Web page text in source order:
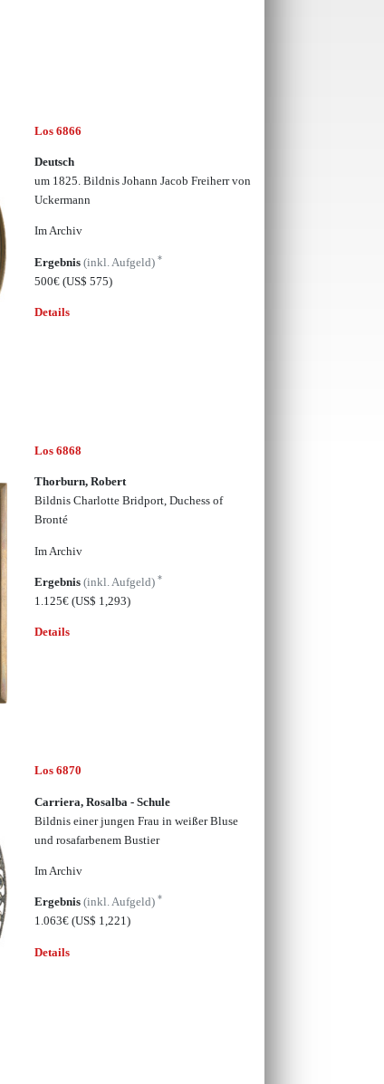
Los 6866
Deutsch
um 1825. Bildnis Johann Jacob Freiherr von
Uckermann
Im Archiv
Ergebnis (inkl. Aufgeld) *
500€ (US$ 575)
Details
Los 6868
Thorburn, Robert
Bildnis Charlotte Bridport, Duchess of
Bronté
Im Archiv
Ergebnis (inkl. Aufgeld) *
1.125€ (US$ 1,293)
Details
Los 6870
Carriera, Rosalba - Schule
Bildnis einer jungen Frau in weißer Bluse
und rosafarbenem Bustier
Im Archiv
Ergebnis (inkl. Aufgeld) *
1.063€ (US$ 1,221)
Details